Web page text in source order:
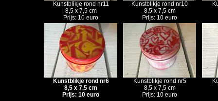
Kunstblikje rond nr11
8,5 x 7,5 cm
Prijs: 10 euro
Kunstblikje rond nr10
8,5 x 7,5 cm
Prijs: 10 euro
Kunstblikje rond nr6
8,5 x 7,5 cm
Prijs: 10 euro
Kunstblikje rond nr5
8,5 x 7,5 cm
Prijs: 10 euro